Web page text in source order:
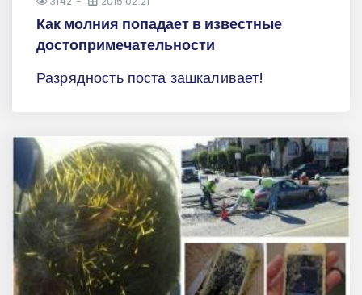
Как молния попадает в известные
достопримечательности
Разрядность поста зашкаливает!